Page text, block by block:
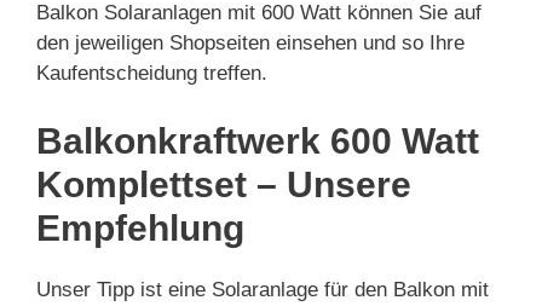
Balkon Solaranlagen mit 600 Watt können Sie auf
den jeweiligen Shopseiten einsehen und so Ihre
Kaufentscheidung treffen.
Balkonkraftwerk 600 Watt
Komplettset – Unsere
Empfehlung
Unser Tipp ist eine Solaranlage für den Balkon mit